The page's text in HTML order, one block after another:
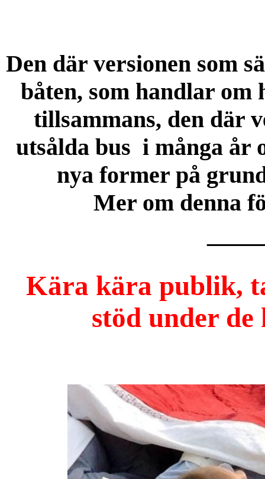
Den där versionen som
båten, som handlar
tillsammans, den där
utsålda bus i många år
nya former på
Mer om denna
Kära kära publik,
stöd under